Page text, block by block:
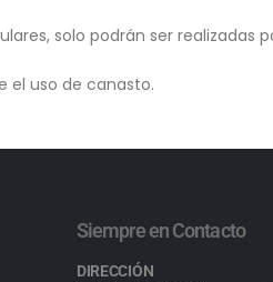
solo podrán ser realizadas
el uso de canasto.
Siempre en Contacto
DIRECCIÓN